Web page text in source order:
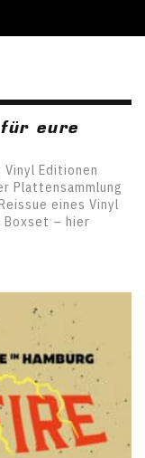
eure
Editionen
Plattensammlung
eines Vinyl
Boxset – hier